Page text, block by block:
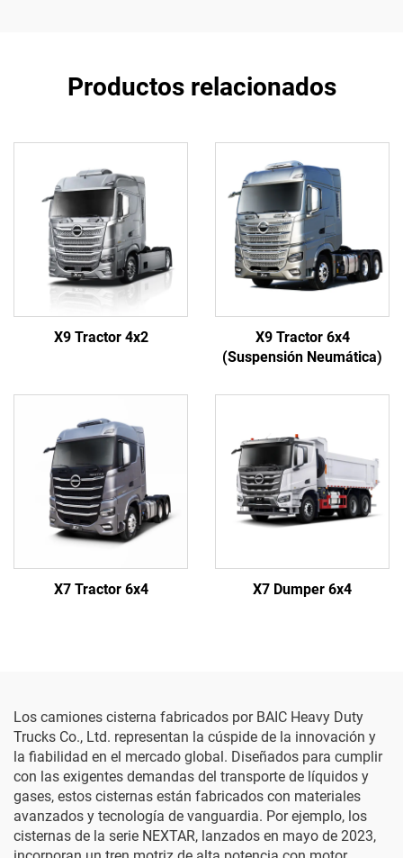
Productos relacionados
X9 Tractor 4x2
X9 Tractor 6x4
(Suspensión Neumática)
X7 Tractor 6x4 X7 Dumper 6x4
Los camiones cisterna fabricados por BAIC Heavy Duty
Trucks Co., Ltd. representan la cúspide de la innovación y
la fiabilidad en el mercado global. Diseñados para cumplir
con las exigentes demandas del transporte de líquidos y
gases, estos cisternas están fabricados con materiales
avanzados y tecnología de vanguardia. Por ejemplo, los
cisternas de la serie NEXTAR, lanzados en mayo de 2023,